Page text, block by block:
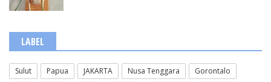
LABEL
Sulut Papua JAKARTA Nusa Tenggara
Gorontalo